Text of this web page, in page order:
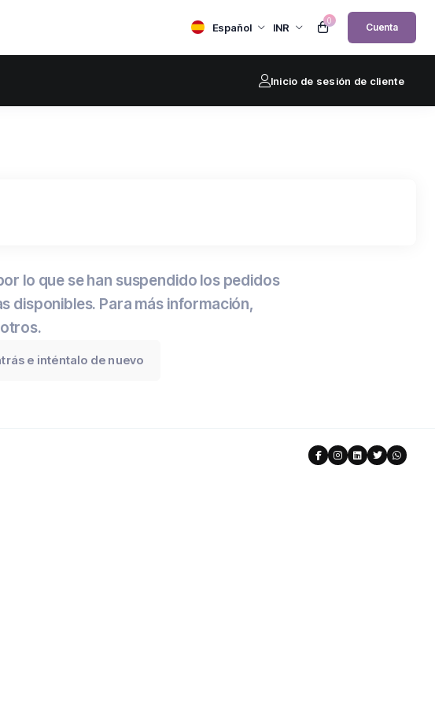
Español INR
0
Cuenta
Inicio de sesión de cliente
lo que se han suspendido los pedidos
disponibles. Para más información,
e inténtalo de nuevo